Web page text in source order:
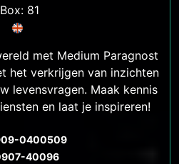
Box: 81
met Medium Paragnost
het verkrijgen van inzichten
levensvragen. Maak kennis
en laat je inspireren!
0400509
40096